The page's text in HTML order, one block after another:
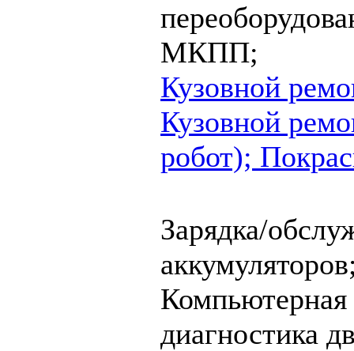
МКПП;
Кузовной
Кузовной
робот);
Зарядка/
Компьютерная
диагностика